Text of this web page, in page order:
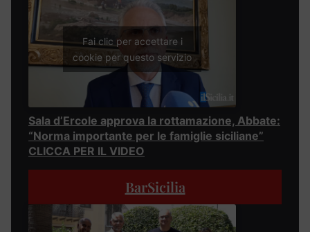
Fai clic per accettare i
cookie per questo servizio
Sala d’Ercole approva la rottamazione, Abbate:
“Norma importante per le famiglie siciliane”
CLICCA PER IL VIDEO
BarSicilia